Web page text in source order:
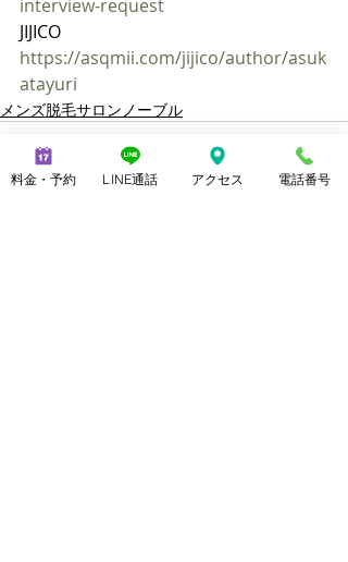
interview-request
JIJICO
https://asqmii.com/jijico/author/asuk
atayuri
メンズ脱毛サロンノーブル
料金・予約 LINE通話 アクセス 電話番号